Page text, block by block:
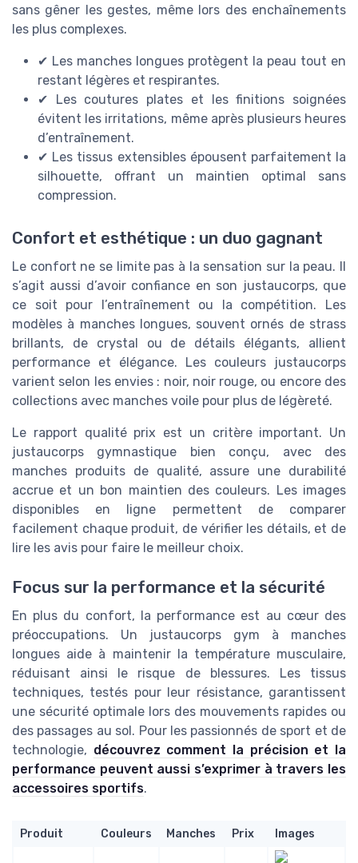
sans gêner les gestes, même lors des enchaînements
les plus complexes.
✔ Les manches longues protègent la peau tout en
restant légères et respirantes.
✔ Les coutures plates et les finitions soignées
évitent les irritations, même après plusieurs heures
d’entraînement.
✔ Les tissus extensibles épousent parfaitement la
silhouette, offrant un maintien optimal sans
compression.
Confort et esthétique : un duo gagnant
Le confort ne se limite pas à la sensation sur la peau. Il
s’agit aussi d’avoir confiance en son justaucorps, que
ce soit pour l’entraînement ou la compétition. Les
modèles à manches longues, souvent ornés de strass
brillants, de crystal ou de détails élégants, allient
performance et élégance. Les couleurs justaucorps
varient selon les envies : noir, noir rouge, ou encore des
collections avec manches voile pour plus de légèreté.
Le rapport qualité prix est un critère important. Un
justaucorps gymnastique bien conçu, avec des
manches produits de qualité, assure une durabilité
accrue et un bon maintien des couleurs. Les images
disponibles en ligne permettent de comparer
facilement chaque produit, de vérifier les détails, et de
lire les avis pour faire le meilleur choix.
Focus sur la performance et la sécurité
En plus du confort, la performance est au cœur des
préoccupations. Un justaucorps gym à manches
longues aide à maintenir la température musculaire,
réduisant ainsi le risque de blessures. Les tissus
techniques, testés pour leur résistance, garantissent
une sécurité optimale lors des mouvements rapides ou
des passages au sol. Pour les passionnés de sport et de
technologie, découvrez comment la précision et la
performance peuvent aussi s’exprimer à travers les
accessoires sportifs.
Produit Couleurs Manches Prix Images